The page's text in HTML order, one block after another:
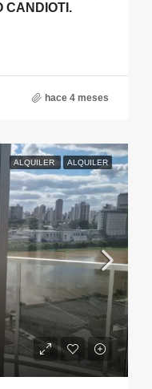
CANDIOTI.
hace 4 meses
ALQUILER ALQUILER